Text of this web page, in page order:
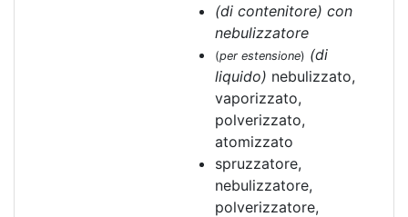
(di contenitore) con
nebulizzatore
(per estensione) (di
liquido) nebulizzato,
vaporizzato,
polverizzato,
atomizzato
spruzzatore,
nebulizzatore,
polverizzatore,